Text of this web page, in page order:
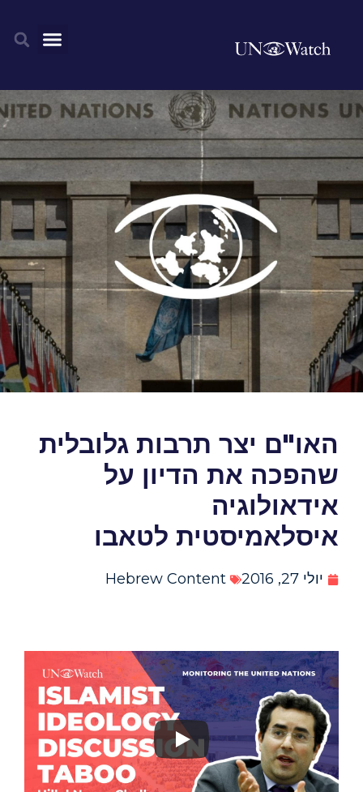
האו"ם יצר תרבות גלובלית
שהפכה את הדיון על
אידאולוגיה
איסלאמיסטית לטאבו
יולי 27, 2016 Hebrew Content